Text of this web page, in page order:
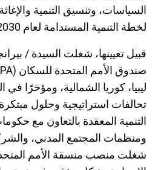
السياسات، وتنسيق التنمية
لخطة التنمية المستدامة لعام 2030.
قبيل تعيينها، شغلت السيدة /
ليبيا، كوريا الشمالية، ومؤخرًا
تحالفات استراتيجية وحلول
التنمية المعقدة بالتعاون مع
ومنظمات المجتمع المدني،
شغلت منصب منسقة الأمم